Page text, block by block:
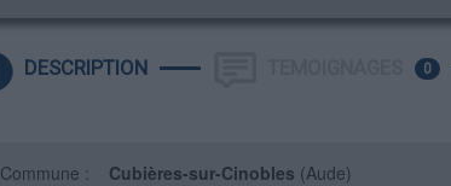
DESCRIPTION 0
Commune : Cubières-sur-Cinobles (Aude)